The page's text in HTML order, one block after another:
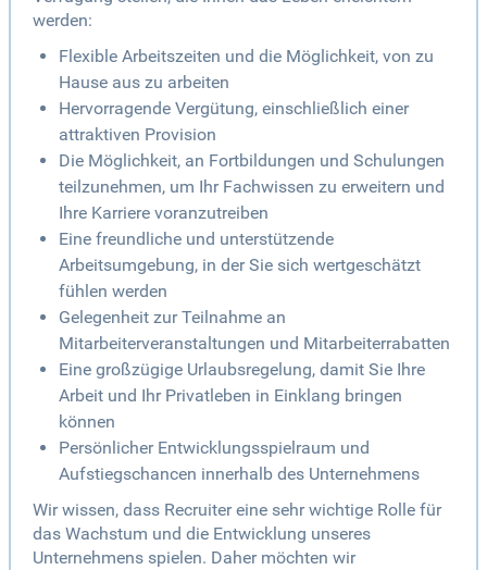
werden:
Flexible Arbeitszeiten und die Möglichkeit, von zu
Hause aus zu arbeiten
Hervorragende Vergütung, einschließlich einer
attraktiven Provision
Die Möglichkeit, an Fortbildungen und Schulungen
teilzunehmen, um Ihr Fachwissen zu erweitern und
Ihre Karriere voranzutreiben
Eine freundliche und unterstützende
Arbeitsumgebung, in der Sie sich wertgeschätzt
fühlen werden
Gelegenheit zur Teilnahme an
Mitarbeiterveranstaltungen und Mitarbeiterrabatten
Eine großzügige Urlaubsregelung, damit Sie Ihre
Arbeit und Ihr Privatleben in Einklang bringen
können
Persönlicher Entwicklungsspielraum und
Aufstiegschancen innerhalb des Unternehmens
Wir wissen, dass Recruiter eine sehr wichtige Rolle für
das Wachstum und die Entwicklung unseres
Unternehmens spielen. Daher möchten wir